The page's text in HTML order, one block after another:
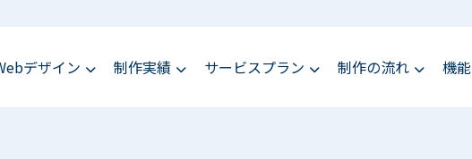
デザイン 制作実績 サービスプラン 制作の流れ 機能